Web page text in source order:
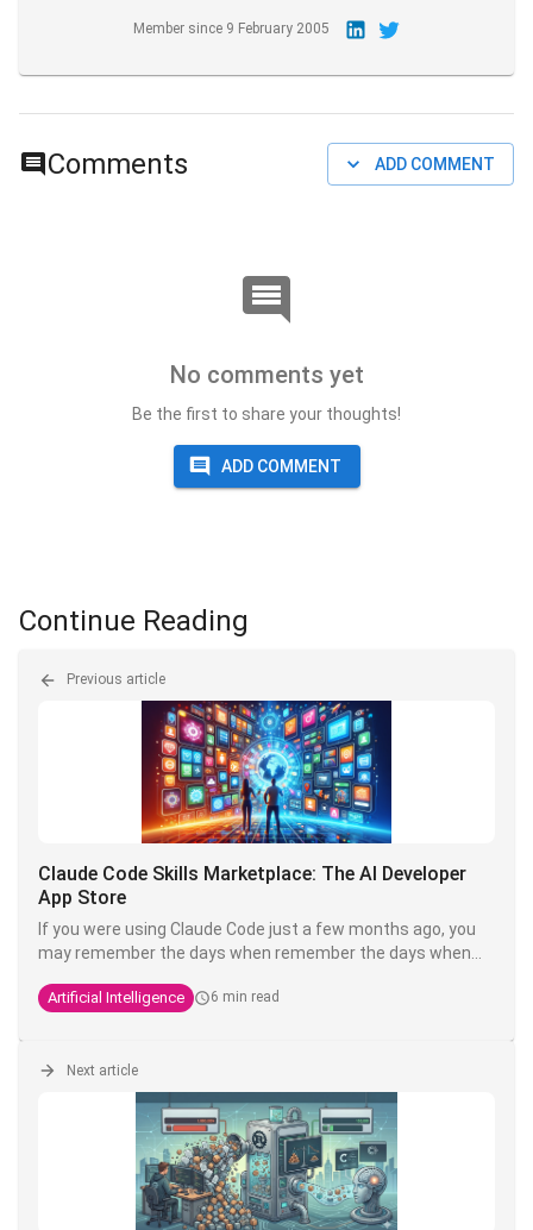
Member since 9 February 2005
Comments ADD COMMENT
No comments yet
Be the first to share your thoughts!
ADD COMMENT
Continue Reading
Previous article
Claude Code Skills Marketplace: The AI Developer
App Store
If you were using Claude Code just a few months ago, you
may remember the days when remember the days when
Markdown files from GitHub, renaming them correctly put
Anthropic has decided it's too much of a hassle. Welcome
Skills Marketplace- or more accurately, the Claude
Code ecosystem of plugins and marketplaces.
Artificial Intelligence 6 min read
Next article